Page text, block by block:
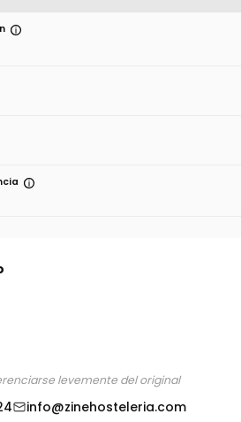
levemente del original
info@zinehosteleria.com